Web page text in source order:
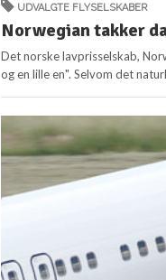
UDVALGTE FLYSELSKABER
Norwegian takker
Det norske lavprisselskab,
og en lille en". Selvom det